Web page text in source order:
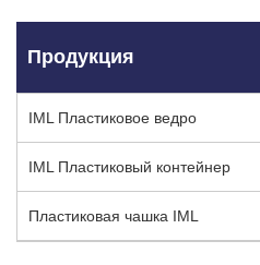
Продукция
IML Пластиковое ведро
IML Пластиковый контейнер
Пластиковая чашка IML